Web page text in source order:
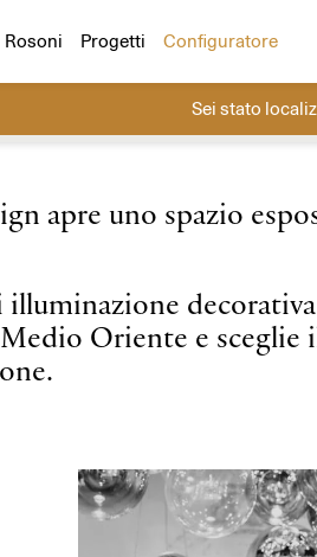
Sei stato
Rosoni Progetti Configuratore
apre uno spazio
illuminazione
Oriente e sceglie